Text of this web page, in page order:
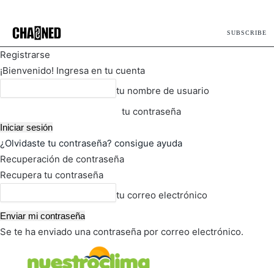
SUBSCRIBE
Registrarse
¡Bienvenido! Ingresa en tu cuenta
tu nombre de usuario
tu contraseña
¿Olvidaste tu contraseña? consigue ayuda
Recuperación de contraseña
Recupera tu contraseña
tu correo electrónico
Se te ha enviado una contraseña por correo electrónico.